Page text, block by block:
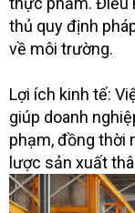
thủ quy định
về môi trường.
Lợi ích kinh tế:
giúp doanh
phạm, đồng thời
lược sản xuất